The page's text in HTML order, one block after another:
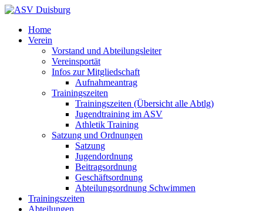
Home
Verein
Vorstand und Abteilungsleiter
Vereinsportät
Infos zur Mitgliedschaft
Aufnahmeantrag
Trainingszeiten
Trainingszeiten (Übersicht alle Abtlg)
Jugendtraining im ASV
Athletik Training
Satzung und Ordnungen
Satzung
Jugendordnung
Beitragsordnung
Geschäftsordnung
Abteilungsordnung Schwimmen
Trainingszeiten
Abteilungen